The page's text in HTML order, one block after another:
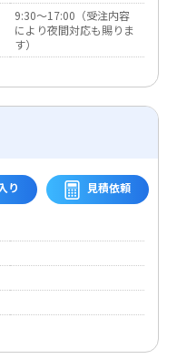
9:30～17:00（受注内容
により夜間対応も賜りま
す）
り 見積依頼